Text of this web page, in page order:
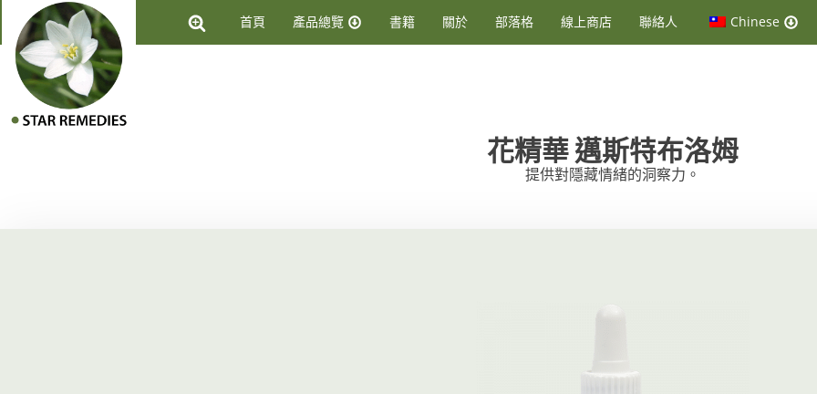
首頁 產品總覽 書籍 關於 部落格 線上商店 聯絡人 Chinese
花精華邁斯特布洛姆
提供對隱藏情緒的洞察力。